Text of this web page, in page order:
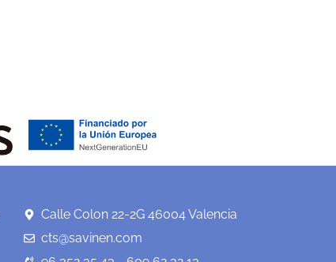
Calle Colon 22-2G 46004 Valencia
cts@savinen.com